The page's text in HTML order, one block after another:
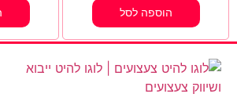
הוספה לסל